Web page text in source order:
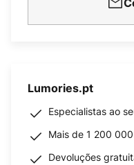
Lumories.pt
Especialistas ao
Mais de 1 200
Devoluções